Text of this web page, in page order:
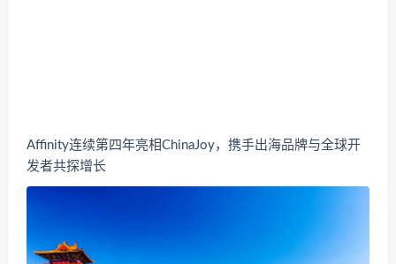
Affinity连续第四年亮相ChinaJoy，携手出海品牌与全球开
发者共探增长